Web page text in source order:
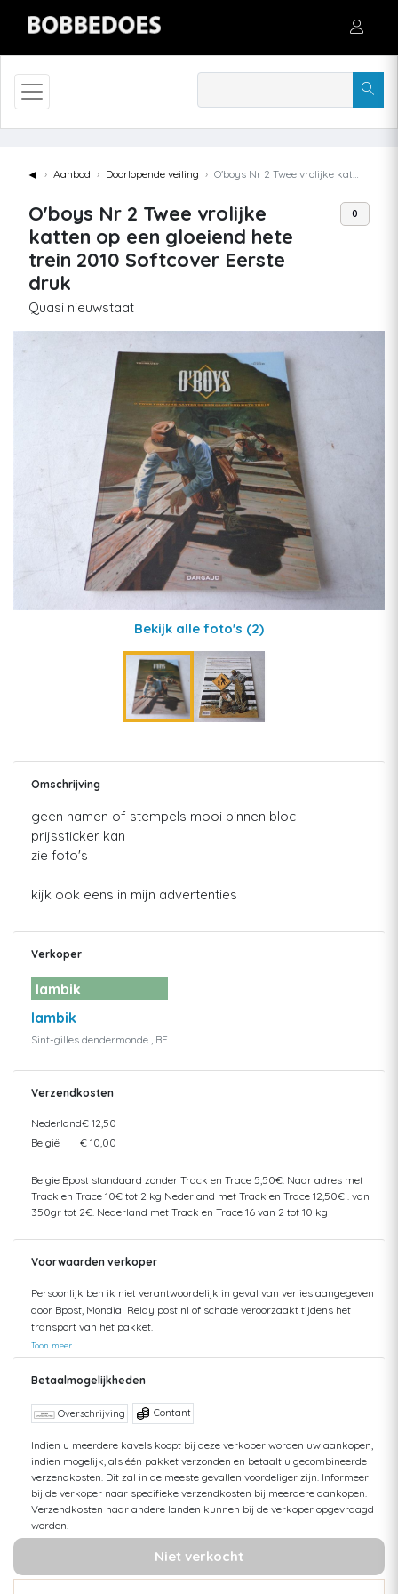
◄ Aanbod Doorlopende veiling O'boys Nr 2 Twee vrolijke katten op een gloeiend hete trein 2010 Softcover Eerste druk
O'boys Nr 2 Twee vrolijke
katten op een gloeiend hete
trein 2010 Softcover Eerste
druk
Quasi nieuwstaat
0
Bekijk alle foto's (2)
Omschrijving
geen namen of stempels mooi binnen bloc
prijssticker kan
zie foto's
kijk ook eens in mijn advertenties
Verkoper
lambik
lambik
Sint-gilles dendermonde , BE
Verzendkosten
Nederland€ 12,50
België
€ 10,00
Belgie Bpost standaard zonder Track en Trace 5,50€. Naar adres met
Track en Trace 10€ tot 2 kg Nederland met Track en Trace 12,50€ . van
350gr tot 2€. Nederland met Track en Trace 16 van 2 tot 10 kg
Voorwaarden verkoper
Persoonlijk ben ik niet verantwoordelijk in geval van verlies aangegeven
door Bpost, Mondial Relay post nl of schade veroorzaakt tijdens het
transport van het pakket.
Toon meer
Betaalmogelijkheden
Overschrijving Contant
Indien u meerdere kavels koopt bij deze verkoper worden uw aankopen,
indien mogelijk, als één pakket verzonden en betaalt u gecombineerde
verzendkosten. Dit zal in de meeste gevallen voordeliger zijn. Informeer
bij de verkoper naar specifieke verzendkosten bij meerdere aankopen.
Verzendkosten naar andere landen kunnen bij de verkoper opgevraagd
worden.
Niet verkocht